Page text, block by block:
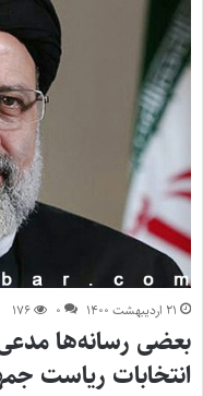
۲۱ اردیبهشت ۱۴۰۰ ۰ ۱۷۶
بعضی رسانه‌ها
انتخابات ریاست